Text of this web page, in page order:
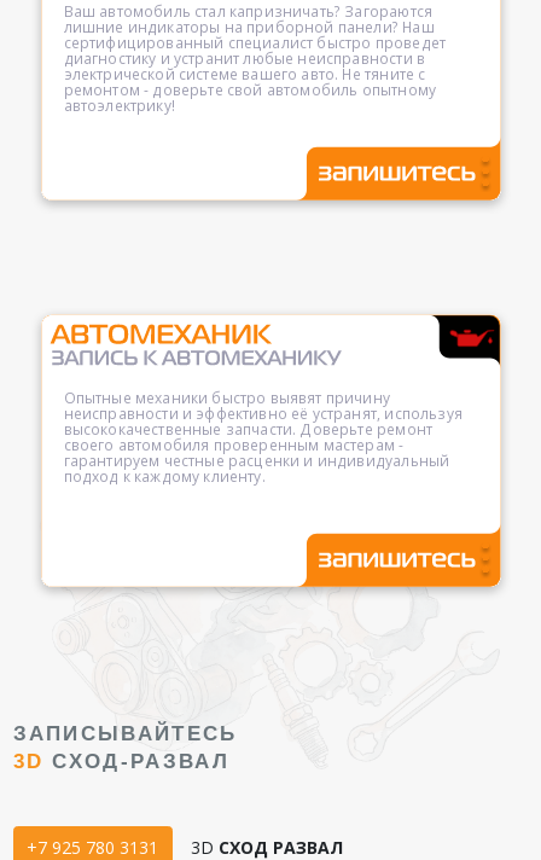
Ваш автомобиль стал капризничать? Загораются
лишние индикаторы на приборной панели? Наш
сертифицированный специалист быстро проведет
диагностику и устранит любые неисправности в
электрической системе вашего авто. Не тяните с
ремонтом - доверьте свой автомобиль опытному
автоэлектрику!
Опытные механики быстро выявят причину
неисправности и эффективно её устранят, используя
высококачественные запчасти. Доверьте ремонт
своего автомобиля проверенным мастерам -
гарантируем честные расценки и индивидуальный
подход к каждому клиенту.
ЗАПИСЫВАЙТЕСЬ
3D СХОД-РАЗВАЛ
+7 925 780 3131 3D СХОД РАЗВАЛ